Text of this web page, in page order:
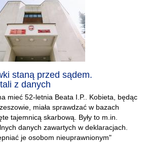
staną przed sądem.
z danych
mieć 52-letnia Beata I.P.. Kobieta, będąc
miała sprawdzać w bazach
tajemnicą skarbową. Były to m.in.
danych zawartych w deklaracjach.
je osobom nieuprawnionym"